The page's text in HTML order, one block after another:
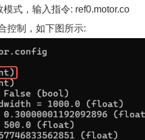
式，输入指令: ref0.motor.co
控制，如下图所示: